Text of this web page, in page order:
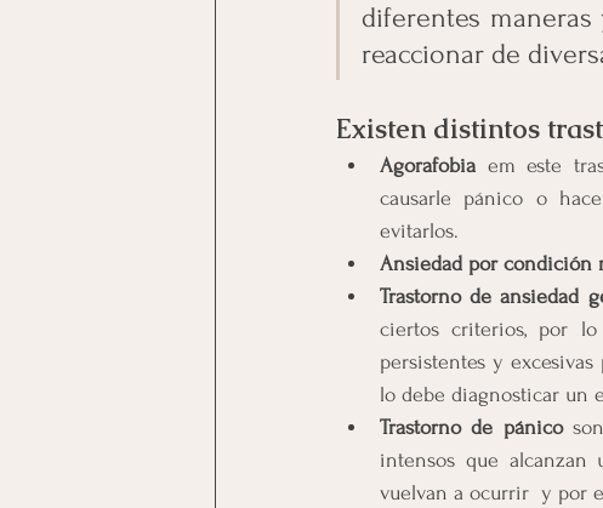
diferentes
reaccionar de
Existen distintos
Agorafobia em este
causarle pánico o
evitarlos.
Ansiedad por condición
Trastorno de ansiedad
ciertos criterios, por
persistentes y
lo debe diagnosticar un
Trastorno de pánico son
intensos que alcanzan
vuelvan a ocurrir  y por